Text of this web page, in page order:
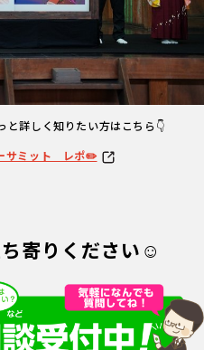
詳しく知りたい方はこちら👇
サミット レポ✏️
寄りください☺️